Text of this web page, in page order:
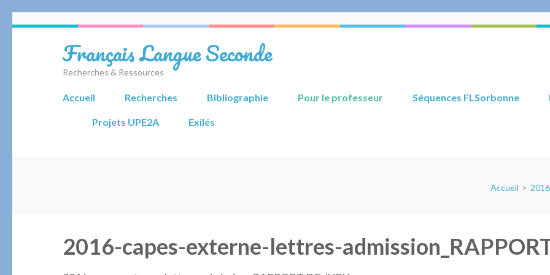
Français Langue Seconde
Recherches & Ressources
Accueil Recherches Bibliographie Pour le professeur Séquences FLSorbonne
Projets UPE2A Exilés
Accueil >
2016-capes-externe-lettres-